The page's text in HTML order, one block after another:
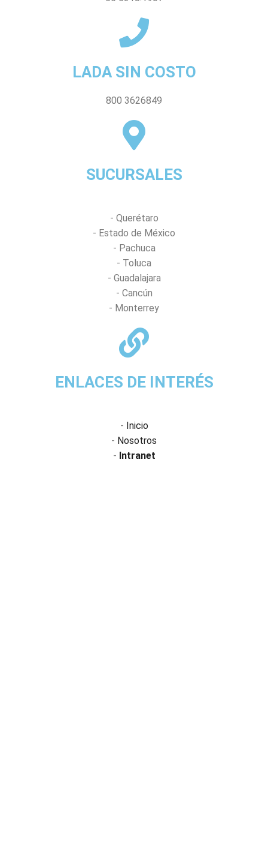
LADA SIN COSTO
800 3626849
SUCURSALES
- Querétaro
- Estado de México
- Pachuca
- Toluca
- Guadalajara
- Cancún
- Monterrey
ENLACES DE INTERÉS
- Inicio
- Nosotros
- Intranet